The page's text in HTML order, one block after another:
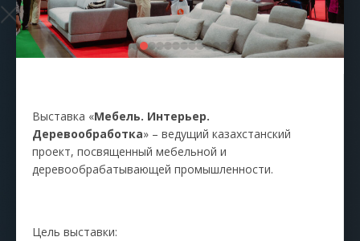
Выставка «Мебель. Интерьер.
Деревообработка» – ведущий казахстанский
проект, посвященный мебельной и
деревообрабатывающей промышленности.
Цель выставки: